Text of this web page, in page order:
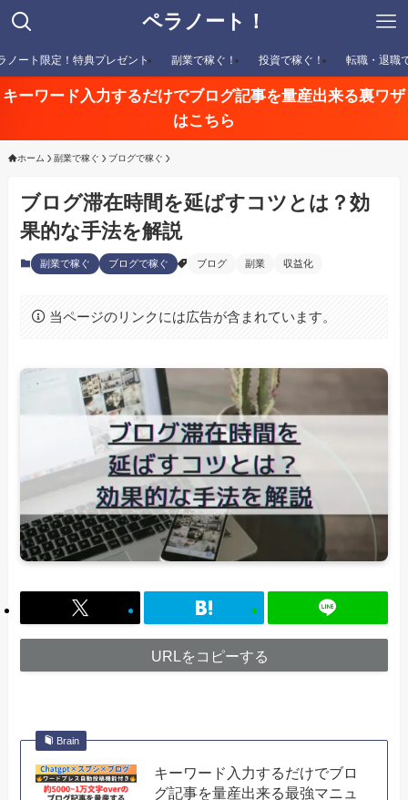
ペラノート！
ノート限定！特典プレゼント 副業で稼ぐ！ 投資で稼ぐ！ 転職・退職
キーワード入力するだけでブログ記事を量産出来る裏ワザ
はこちら
ホーム 副業で稼ぐ ブログで稼ぐ
ブログ滞在時間を延ばすコツとは？効
果的な手法を解説
副業で稼ぐ ブログで稼ぐ ブログ 副業 収益化
当ページのリンクには広告が含まれています。
URLをコピーする
Brain
キーワード入力するだけでブロ
グ記事を量産出来る最強マニュ